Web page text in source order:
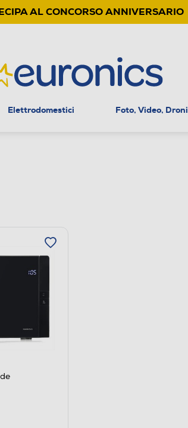
AL CONCORSO ANNIVERSARIO
Elettrodomestici Foto, Video, Droni